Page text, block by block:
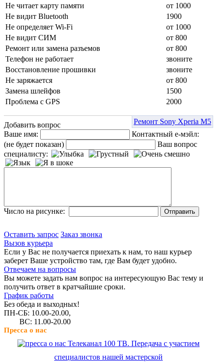
Не читает карту памяти
от 1000
Не видит Bluetooth
1900
Не определяет Wi-Fi
от 1000
Не видит СИМ
от 800
Ремонт или замена разъемов
от 800
Телефон не работает
звоните
Восстановление прошивки
звоните
Не заряжается
от 800
Замена шлейфов
1500
Проблема с GPS
2000
Ремонт Sony Xperia M5
Добавить вопрос
Ваше имя:
Контактный е-мэйл:
(не будет показан)
Ваш вопрос
специалисту:
Число на рисунке:
Оставить запрос Заказ звонка
Вызов курьера
Если у Вас не получается приехать к нам, то наш курьер
заберет Ваше устройство там, где Вам будет удобно.
Отвечаем на вопросы
Вы можете задать нам вопрос на интересующую Вас тему и
получить ответ в кратчайшие сроки.
График работы
Без обеда и выходных!
ПН-СБ: 10.00-20.00,
ВС: 11.00-20.00
Пресса о нас
Телеканал 100 ТВ. Передача с участием
специалистов нашей мастерской